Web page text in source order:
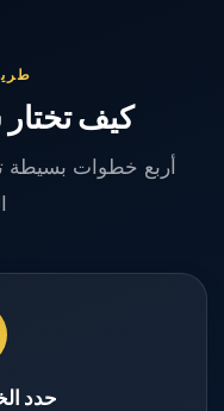
كيف
أربع خطوات بسيطة
حدد